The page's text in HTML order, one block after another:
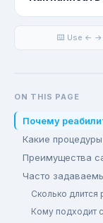
⌨️ Use ← →
ON THIS PAGE
Почему
Какие
Преимущества
Часто
Сколько длится
Кому подходит